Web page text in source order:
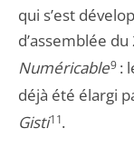
qui s’est
d’assemblée
Numéricable9:
déjà été élargi
Gisti11.